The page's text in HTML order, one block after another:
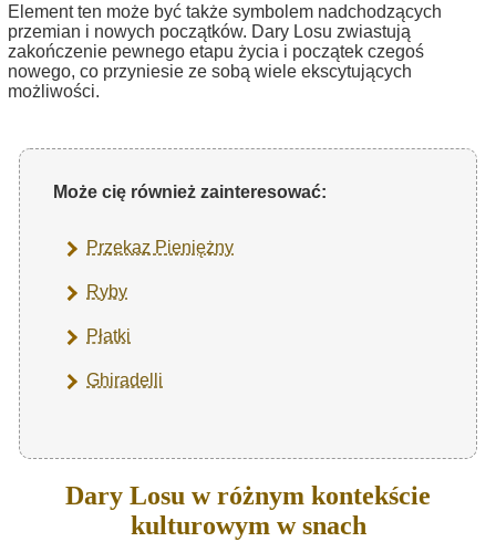
Element ten może być także symbolem nadchodzących
przemian i nowych początków. Dary Losu zwiastują
zakończenie pewnego etapu życia i początek czegoś
nowego, co przyniesie ze sobą wiele ekscytujących
możliwości.
Może cię również zainteresować:
Przekaz Pieniężny
Ryby
Płatki
Ghiradelli
Dary Losu w różnym kontekście
kulturowym w snach